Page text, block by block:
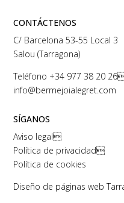
CONTÁCTENOS
C/ Barcelona 53-55 Local 3
Salou (Tarragona)
Teléfono +34 977 38 20 26
info@bermejoialegret.com
SÍGANOS
Aviso legal
Política de privacidad
Política de cookies
Diseño de páginas web